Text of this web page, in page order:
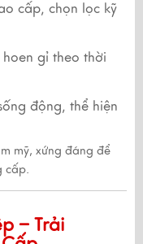
cấp, chọn lọc kỹ
gỉ theo thời
động, thể hiện
mỹ, xứng đáng để
cấp.
– Trải